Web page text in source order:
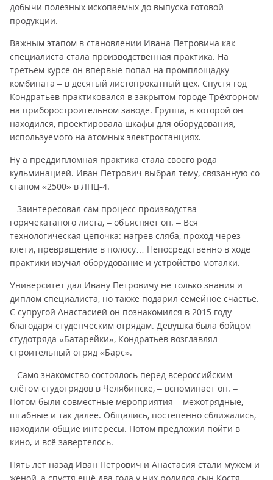
добычи полезных ископаемых до выпуска готовой
продукции.
Важным этапом в становлении Ивана Петровича как
специалиста стала производственная практика. На
третьем курсе он впервые попал на промплощадку
комбината – в десятый листопрокатный цех. Спустя год
Кондратьев практиковался в закрытом городе Трёхгорном
на приборостроительном заводе. Группа, в которой он
находился, проектировала шкафы для оборудования,
используемого на атомных электростанциях.
Ну а преддипломная практика стала своего рода
кульминацией. Иван Петрович выбрал тему, связанную со
станом «2500» в ЛПЦ-4.
– Заинтересовал сам процесс производства
горячекатаного листа, – объясняет он. – Вся
технологическая цепочка: нагрев сляба, проход через
клети, превращение в полосу… Непосредственно в ходе
практики изучал оборудование и устройство моталки.
Университет дал Ивану Петровичу не только знания и
диплом специалиста, но также подарил семейное счастье.
С супругой Анастасией он познакомился в 2015 году
благодаря студенческим отрядам. Девушка была бойцом
студотряда «Батарейки», Кондратьев возглавлял
строительный отряд «Барс».
– Само знакомство состоялось перед всероссийским
слётом студотрядов в Челябинске, – вспоминает он. –
Потом были совместные мероприятия – межотрядные,
штабные и так далее. Общались, постепенно сближались,
находили общие интересы. Потом предложил пойти в
кино, и всё завертелось.
Пять лет назад Иван Петрович и Анастасия стали мужем и